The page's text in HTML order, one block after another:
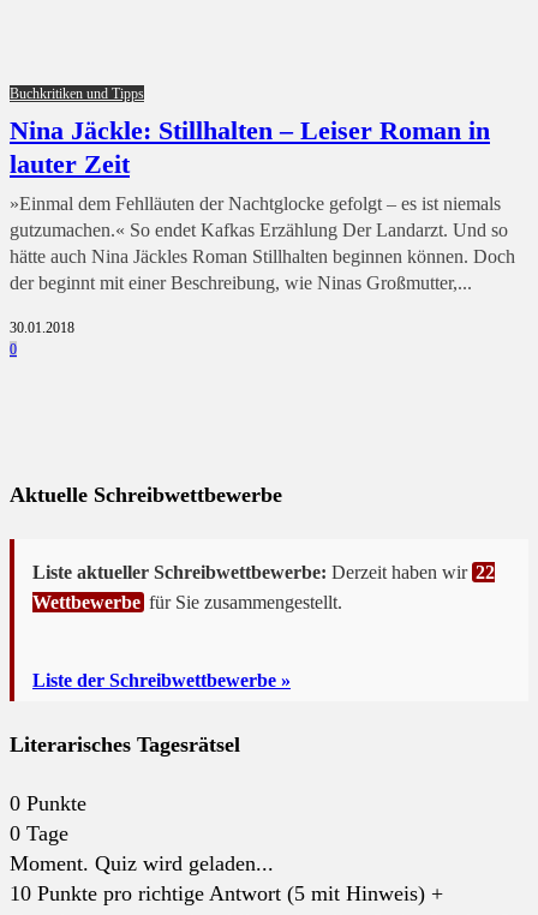
Buchkritiken und Tipps
Nina Jäckle: Stillhalten – Leiser Roman in
lauter Zeit
»Einmal dem Fehlläuten der Nachtglocke gefolgt – es ist niemals
gutzumachen.« So endet Kafkas Erzählung Der Landarzt. Und so
hätte auch Nina Jäckles Roman Stillhalten beginnen können. Doch
der beginnt mit einer Beschreibung, wie Ninas Großmutter,...
30.01.2018
0
Aktuelle Schreibwettbewerbe
Liste aktueller Schreibwettbewerbe: Derzeit haben wir 22
Wettbewerbe für Sie zusammengestellt.
Liste der Schreibwettbewerbe »
Literarisches Tagesrätsel
0 Punkte
0 Tage
Moment. Quiz wird geladen...
10 Punkte pro richtige Antwort (5 mit Hinweis) +